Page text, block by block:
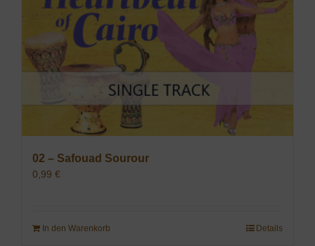
02 – Safouad Sourour
0,99 €
In den Warenkorb Details